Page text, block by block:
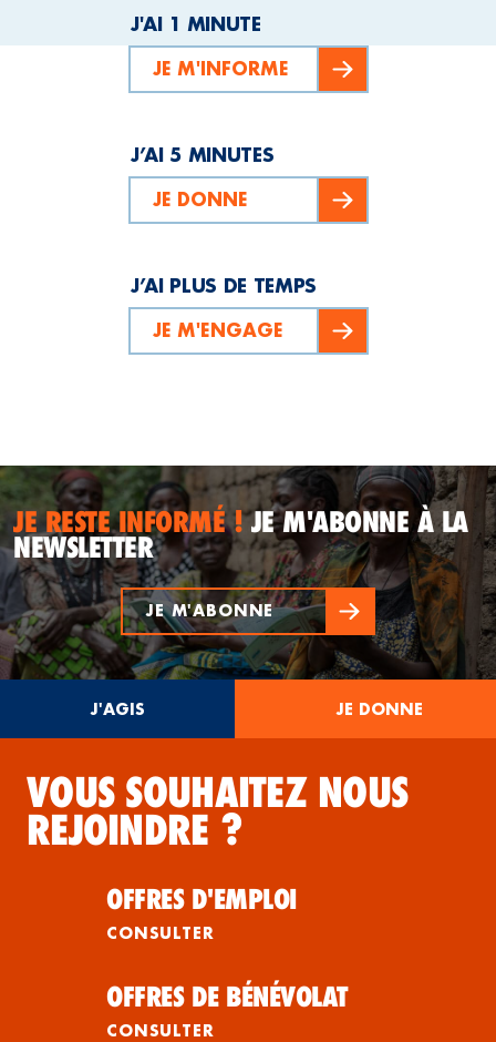
J'AI 1 MINUTE
JE M'INFORME
J’AI 5 MINUTES
JE DONNE
J’AI PLUS DE TEMPS
JE M'ENGAGE
JE RESTE INFORMÉ !JE M'ABONNE À LA
NEWSLETTER
JE M'ABONNE
J'AGIS JE DONNE
VOUS SOUHAITEZ NOUS
REJOINDRE ?
OFFRES D'EMPLOI
CONSULTER
OFFRES DE BÉNÉVOLAT
CONSULTER